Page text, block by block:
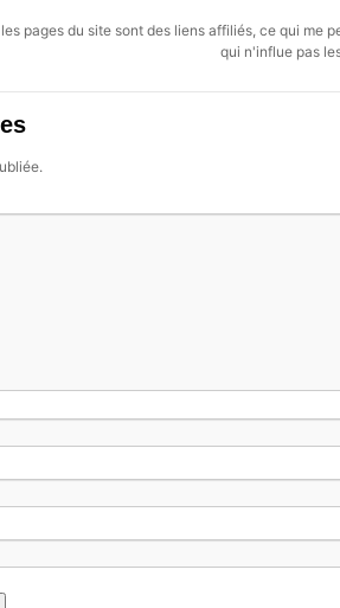
pages du site sont des liens affiliés, ce qui
qui n'influe pas